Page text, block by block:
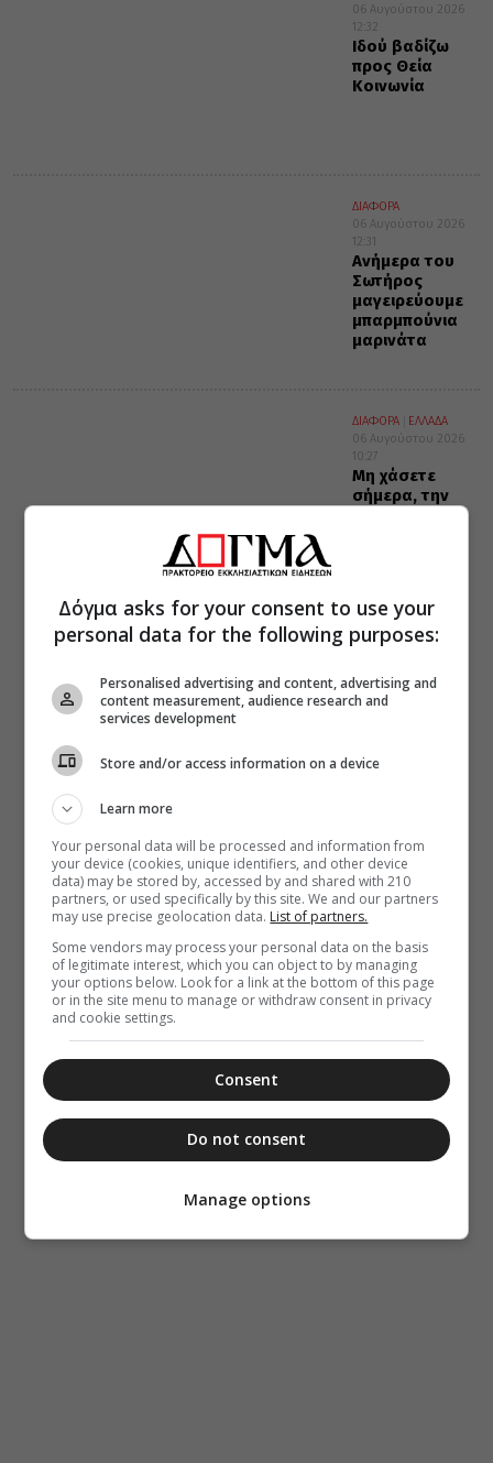
06 Αυγούστου 2026
12:32
Ιδού βαδίζω
προς Θεία
Κοινωνία
ΔΙΑΦΟΡΑ
06 Αυγούστου 2026
12:31
Ανήμερα του
Σωτήρος
μαγειρεύουμε
μπαρμπούνια
μαρινάτα
ΔΙΑΦΟΡΑ
ΕΛΛΑΔΑ
06 Αυγούστου 2026
10:27
Μη χάσετε
σήμερα, την
Δόγμα asks for your consent to use your
personal data for the following purposes:
Personalised advertising and content, advertising and
content measurement, audience research and
services development
Store and/or access information on a device
Learn more
Your personal data will be processed and information from
your device (cookies, unique identifiers, and other device
data) may be stored by, accessed by and shared with 210
partners, or used specifically by this site. We and our partners
may use precise geolocation data. List of partners.
Some vendors may process your personal data on the basis
of legitimate interest, which you can object to by managing
your options below. Look for a link at the bottom of this page
or in the site menu to manage or withdraw consent in privacy
and cookie settings.
Consent
Do not consent
Manage options